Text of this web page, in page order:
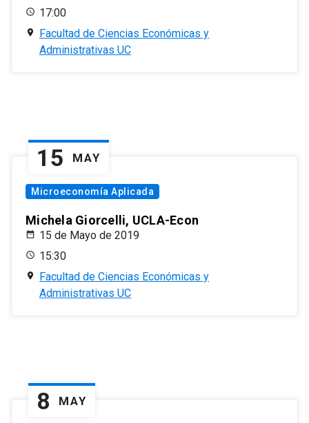
17:00
Facultad de Ciencias Económicas y
Administrativas UC
15 MAY
Microeconomía Aplicada
Michela Giorcelli, UCLA-Econ
15 de Mayo de 2019
15:30
Facultad de Ciencias Económicas y
Administrativas UC
8 MAY